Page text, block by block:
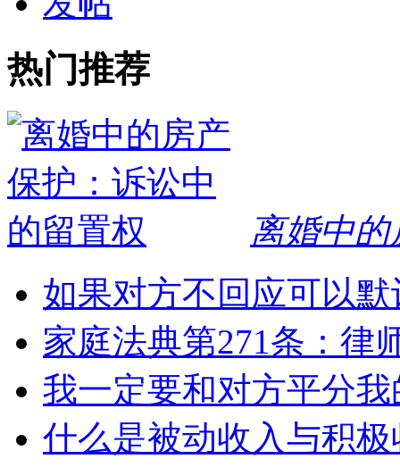
热门推荐
离婚中
如果对方不回应可以
家庭法典第271条：律
我一定要和对方平分
什么是被动收入与积